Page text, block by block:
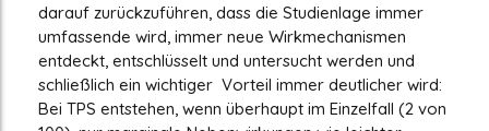
darauf zurückzuführen, dass die Studienlage immer
umfassende wird, immer neue Wirkmechanismen
entdeckt, entschlüsselt und untersucht werden und
schließlich ein wichtiger Vorteil immer deutlicher wird:
Bei TPS entstehen, wenn überhaupt im Einzelfall (2 von